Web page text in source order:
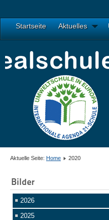
Startseite Aktuelles
Aktuelle Seite: Home 2020
Bilder
2026
2025